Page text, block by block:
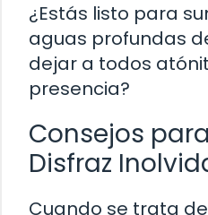
¿Estás listo para
aguas profundas
dejar a todos
presencia?
Consejos
Disfraz
Cuando se trata